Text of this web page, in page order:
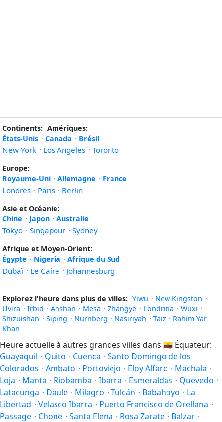
Continents: Amériques:
États-Unis · Canada · Brésil
New York · Los Angeles · Toronto
Europe:
Royaume-Uni · Allemagne · France
Londres · Paris · Berlin
Asie et Océanie:
Chine · Japon · Australie
Tokyo · Singapour · Sydney
Afrique et Moyen-Orient:
Égypte · Nigeria · Afrique du Sud
Dubaï · Le Caire · Johannesburg
Explorez l'heure dans plus de villes: Yiwu · New Kingston ·
Uvira · Irbid · Anshan · Mesa · Zhangye · Londrina · Wuxi ·
Shizuishan · Siping · Nürnberg · Nasiriyah · Taiz · Rahim Yar
Khan
Heure actuelle à autres grandes villes dans 🇪🇨 Équateur:
Guayaquil · Quito · Cuenca · Santo Domingo de los
Colorados · Ambato · Portoviejo · Eloy Alfaro · Machala ·
Loja · Manta · Riobamba · Ibarra · Esmeraldas · Quevedo ·
Latacunga · Daule · Milagro · Tulcán · Babahoyo · La
Libertad · Velasco Ibarra · Puerto Francisco de Orellana ·
Passage · Chone · Santa Elena · Rosa Zarate · Balzar ·